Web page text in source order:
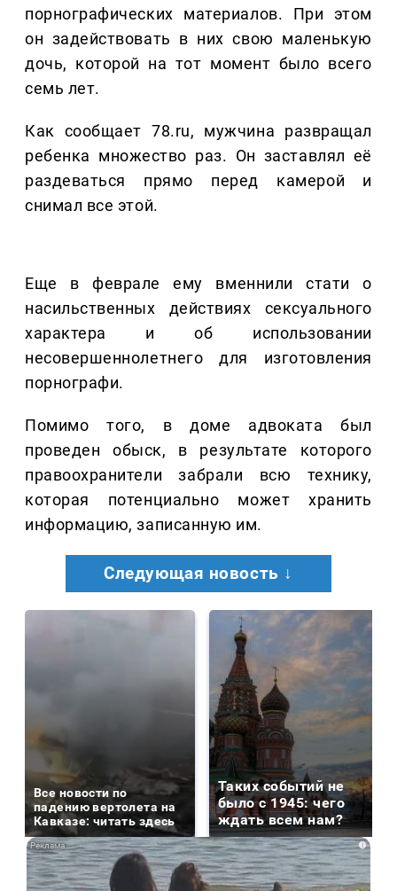
порнографических материалов. При этом
он задействовать в них свою маленькую
дочь, которой на тот момент было всего
семь лет.
Как сообщает 78.ru, мужчина развращал
ребенка множество раз. Он заставлял её
раздеваться прямо перед камерой и
снимал все этой.
Еще в феврале ему вменнили стати о
насильственных действиях сексуального
характера и об использовании
несовершеннолетнего для изготовления
порнографи.
Помимо того, в доме адвоката был
проведен обыск, в результате которого
правоохранители забрали всю технику,
которая потенциально может хранить
информацию, записанную им.
Следующая новость ↓
Все новости по
падению вертолета на
Кавказе: читать здесь
Таких событий не
было с 1945: чего
ждать всем нам?
i